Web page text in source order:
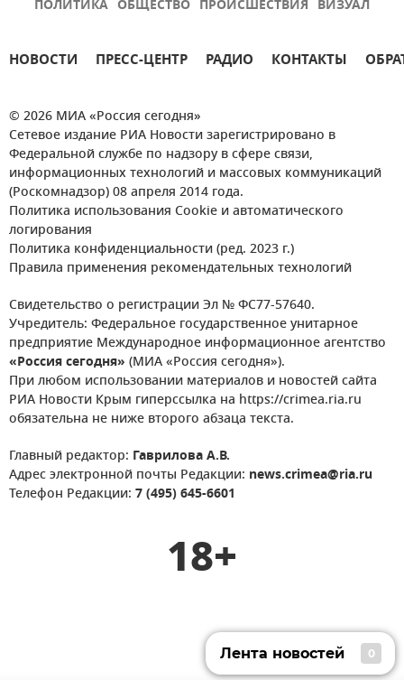
ПОЛИТИКА ОБЩЕСТВО ПРОИСШЕСТВИЯ ВИЗУАЛ
НОВОСТИ ПРЕСС-ЦЕНТР РАДИО КОНТАКТЫ
© 2026 МИА «Россия сегодня»
Сетевое издание РИА Новости зарегистрировано в
Федеральной службе по надзору в сфере связи,
информационных технологий и массовых коммуникаций
(Роскомнадзор) 08 апреля 2014 года.
Политика использования Cookie и автоматического
логирования
Политика конфиденциальности (ред. 2023 г.)
Правила применения рекомендательных технологий
Свидетельство о регистрации Эл № ФС77-57640.
Учредитель: Федеральное государственное унитарное
предприятие Международное информационное агентство
«Россия сегодня» (МИА «Россия сегодня»).
При любом использовании материалов и новостей сайта
РИА Новости Крым гиперссылка на https://crimea.ria.ru
обязательна не ниже второго абзаца текста.
Главный редактор: Гаврилова А.В.
Адрес электронной почты Редакции: news.crimea@ria.ru
Телефон Редакции: 7 (495) 645-6601
18+
Лента новостей 0